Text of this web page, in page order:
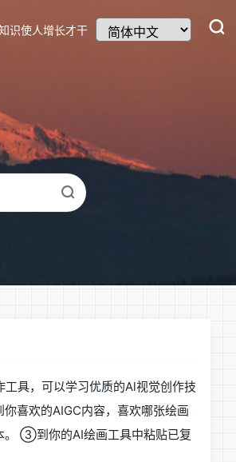
识使人增长才干
具，可以学习优质的Al视觉创作技
喜欢的AIGC内容，喜欢哪张绘画
。 ③到你的AI绘画工具中粘贴已复